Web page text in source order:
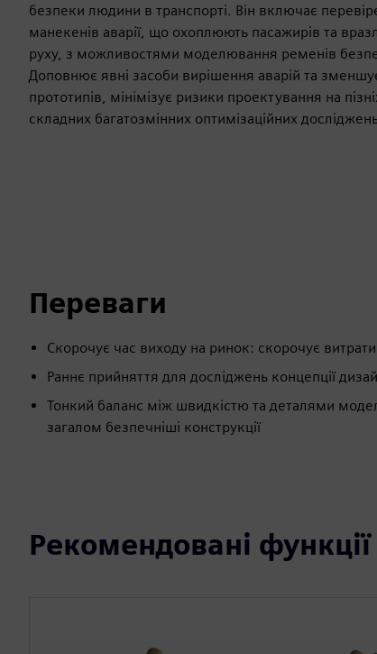
безпеки людини в транспорті. Він включає
манекенів аварії, що охоплюють пасажирів та
руху, з можливостями моделювання ременів
Доповнює явні засоби вирішення аварій та
прототипів, мінімізує ризики проектування на
складних багатозмінних оптимізаційних
Переваги
Скорочує час виходу на ринок: скорочує
Раннє прийняття для досліджень концепції
Тонкий баланс між швидкістю та деталями
загалом безпечніші конструкції
Рекомендовані функції